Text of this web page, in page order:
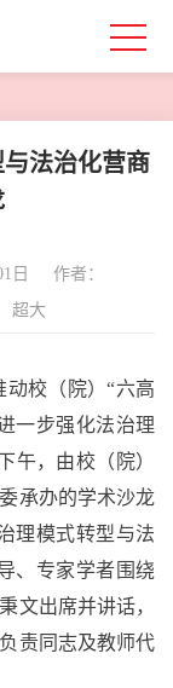
法治化营商
日
作者：
超大
动校（院）“六高
一步强化法治理
午， 由校（院）
承办的学术沙龙
理模式转型与法
、专家学者围绕
文出席并讲话，
责同志及教师代